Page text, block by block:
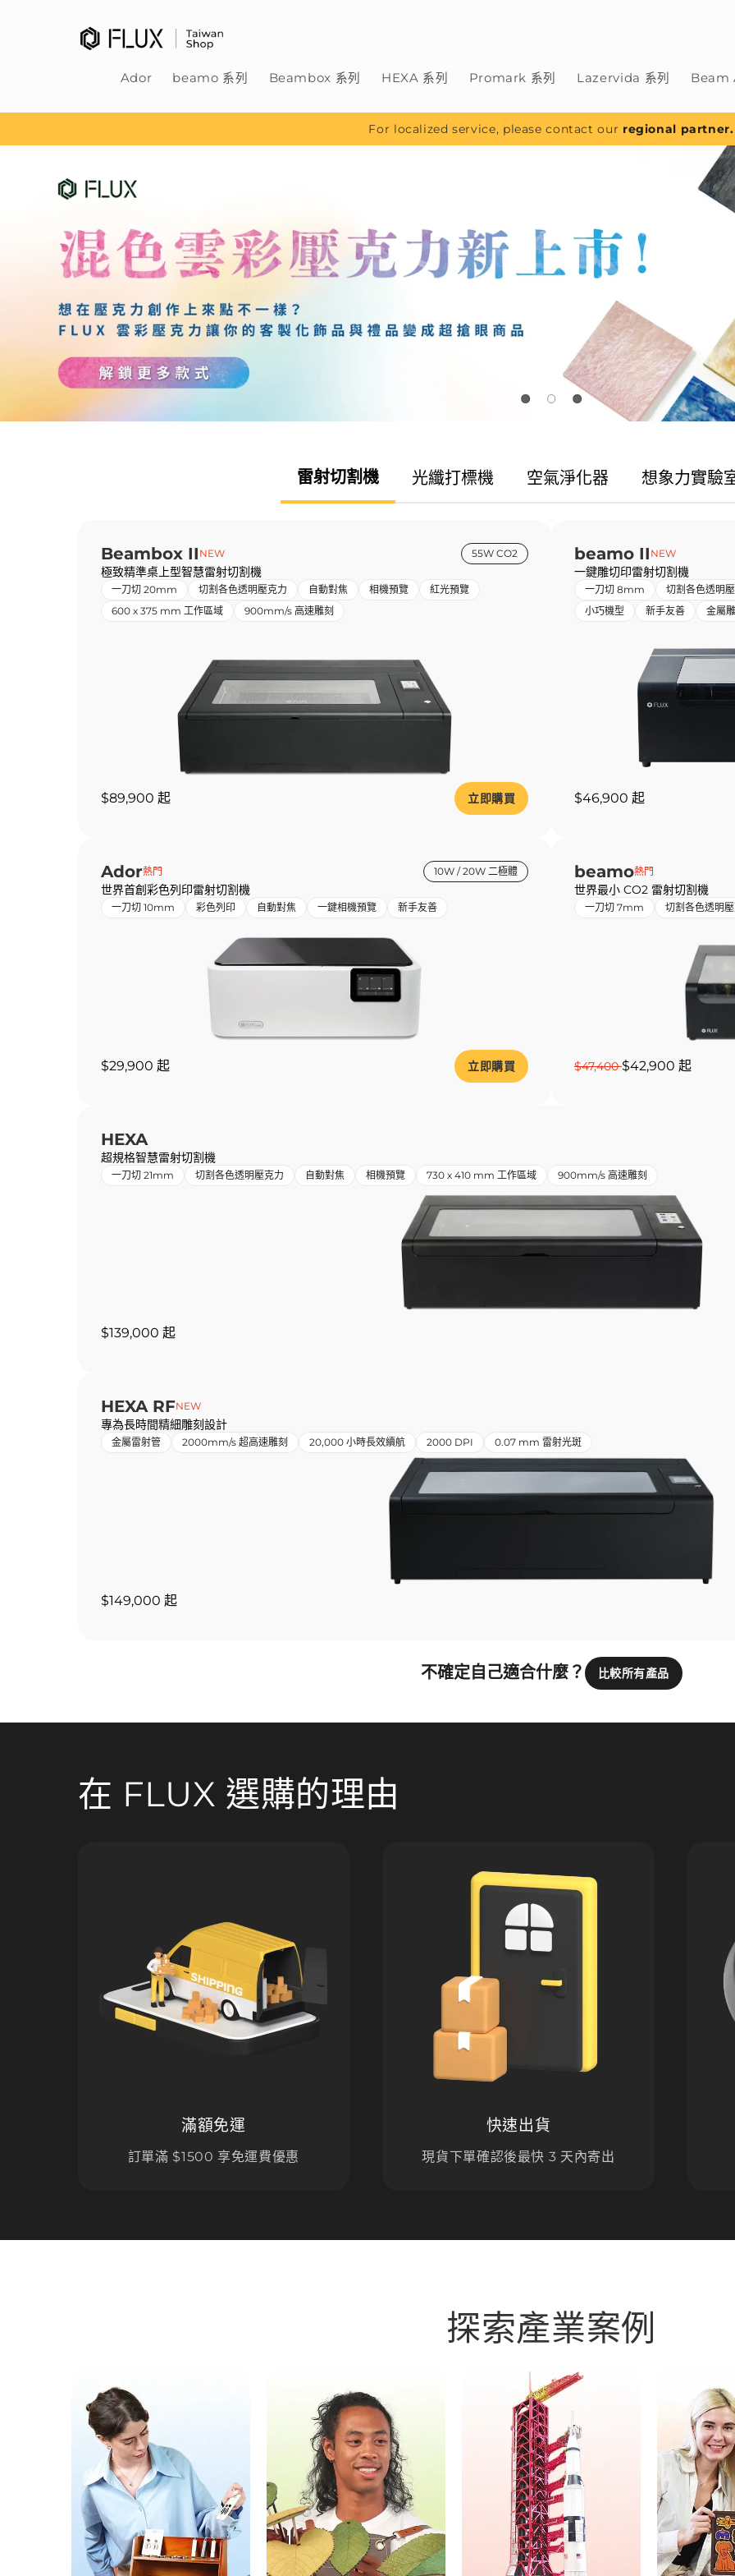
Ador beamo 系列 Beambox 系列 HEXA 系列 Promark 系列 Lazervida 系列 Beam
For localized service, please contact our regional partner.
雷射切割機 光纖打標機 空氣淨化器 想象力實驗
Beambox II NEW 55W CO2
極致精準桌上型智慧雷射切割機
一刀切 20mm 切割各色透明壓克力 自動對焦 相機預覽
紅光預覽
600 x 375 mm 工作區域
900mm/s 高速雕刻
$89,900 起 立即購買
beamo II NEW
一鍵雕切印雷射切割機
一刀切 8mm
切割各色透明
小巧機型
新手友善 金屬
$46,900 起
Ador熱門 10W / 20W 二極體
世界首創彩色列印雷射切割機
一刀切 10mm 彩色列印 自動對焦 一鍵相機預覽 新手友善
$29,900 起 立即購買
beamo熱門
世界最小 CO2 雷射切割機
一刀切 7mm 切割各色透明
$47,400$42,900 起
HEXA
超規格智慧雷射切割機
一刀切 21mm 切割各色透明壓克力 自動對焦 相機預覽 730 x 410 mm 工作區域 900mm/s 高速雕刻
$139,000 起
HEXA RFNEW
專為長時間精細雕刻設計
金屬雷射管 2000mm/s 超高速雕刻 20,000 小時長效續航 2000 DPI 0.07 mm 雷射光斑
$149,000 起
不確定自己適合什麼？ 比較所有產品
在 FLUX 選購的理由
滿額免運
訂單滿 $1500 享免運費優惠
快速出貨
現貨下單確認後最快 3 天內寄出
探索產業案例